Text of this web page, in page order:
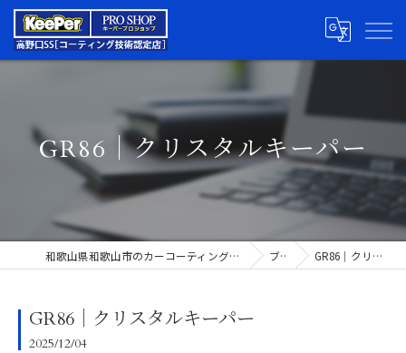
GR86｜クリスタルキーパー
和歌山県和歌山市のカーコーティングならキーパープロショップ高野口SS ブログ GR86｜クリスタルキーパー
GR86｜クリスタルキーパー
2025/12/04